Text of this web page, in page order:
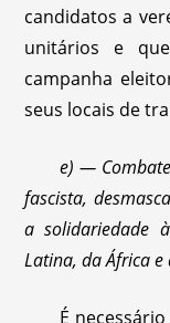
candidatos a
unitários e
campanha
seus locais de
e) —
fascista,
a solidariedade
Latina, da África
É